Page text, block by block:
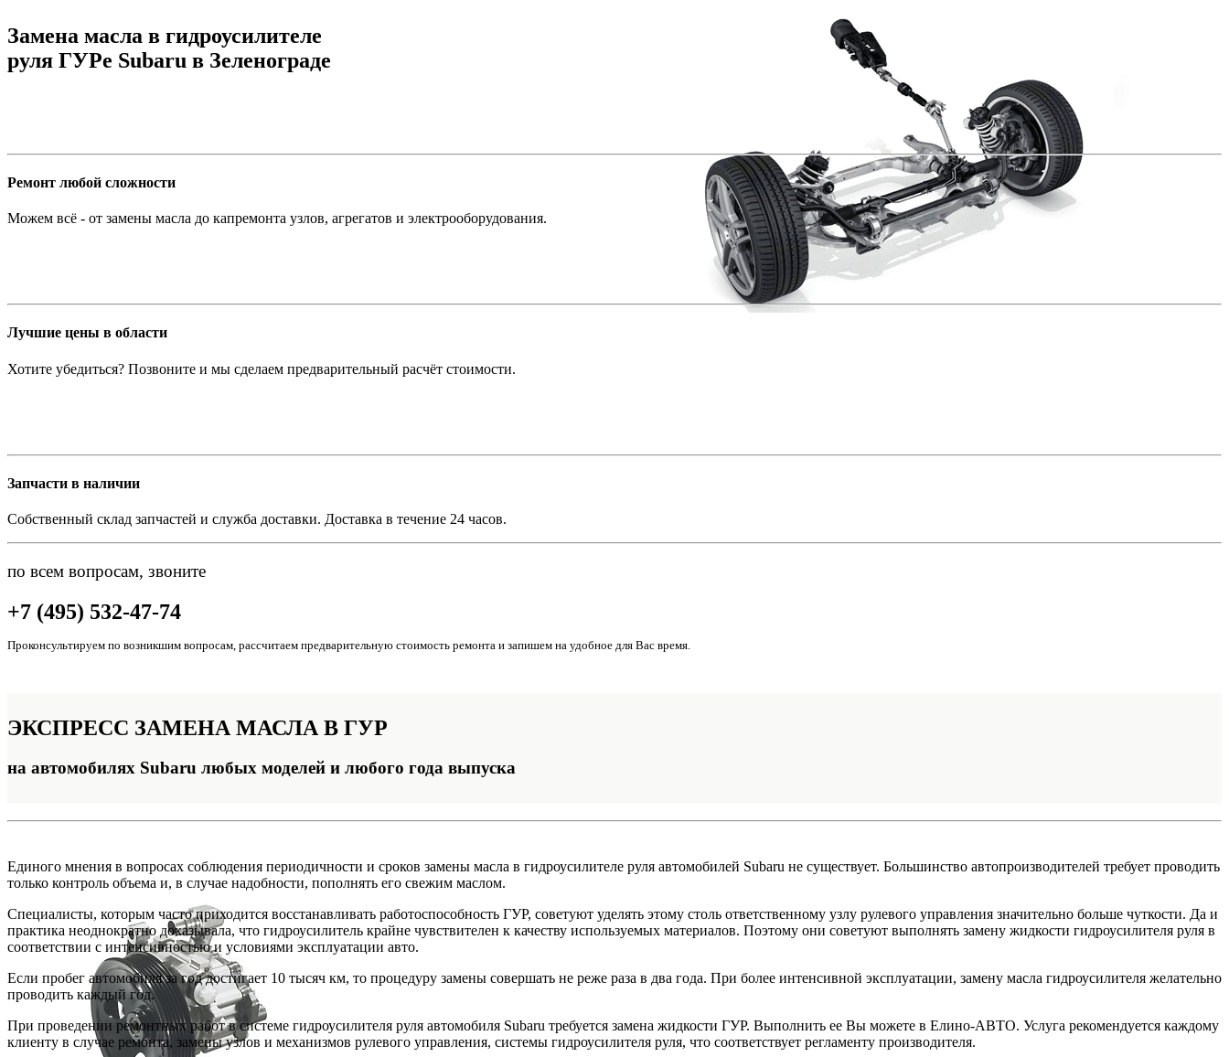
Замена масла в гидроусилителе
руля ГУРе Subaru в Зеленограде
Ремонт любой сложности
Можем всё - от замены масла до капремонта узлов, агрегатов и электрооборудования.
Лучшие цены в области
Хотите убедиться? Позвоните и мы сделаем предварительный расчёт стоимости.
Запчасти в наличии
Собственный склад запчастей и служба доставки. Доставка в течение 24 часов.
по всем вопросам, звоните
+7 (495) 532-47-74
Проконсультируем по возникшим вопросам, рассчитаем предварительную стоимость ремонта и запишем на удобное для Вас время.
ЭКСПРЕСС ЗАМЕНА МАСЛА В ГУР
на автомобилях Subaru любых моделей и любого года выпуска
Единого мнения в вопросах соблюдения периодичности и сроков замены масла в гидроусилителе руля автомобилей Subaru не существует. Большинство автопроизводителей требует проводить
только контроль объема и, в случае надобности, пополнять его свежим маслом.
Специалисты, которым часто приходится восстанавливать работоспособность ГУР, советуют уделять этому столь ответственному узлу рулевого управления значительно больше чуткости. Да и
практика неоднократно доказывала, что гидроусилитель крайне чувствителен к качеству используемых материалов. Поэтому они советуют выполнять замену жидкости гидроусилителя руля в
соответствии с интенсивностью и условиями эксплуатации авто.
Если пробег автомобиля за год достигает 10 тысяч км, то процедуру замены совершать не реже раза в два года. При более интенсивной эксплуатации, замену масла гидроусилителя желательно
проводить каждый год.
При проведении ремонтных работ в системе гидроусилителя руля автомобиля Subaru требуется замена жидкости ГУР. Выполнить ее Вы можете в Елино-АВТО. Услуга рекомендуется каждому
клиенту в случае ремонта, замены узлов и механизмов рулевого управления, системы гидроусилителя руля, что соответствует регламенту производителя.